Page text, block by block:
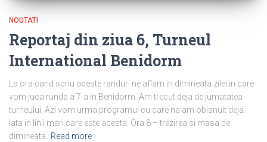
NOUTATI
Reportaj din ziua 6, Turneul
International Benidorm
La ora cand scriu aceste randuri ne aflam in dimineata zilei in care
vom juca runda a 7-a in Benidorm. Am trecut deja de jumatatea
turneului. Azi vom urma programul cu care ne-am obisnuit deja.
Iata in linii mari care este acesta. Ora 8 – trezirea si masa de
dimineata.
Read more